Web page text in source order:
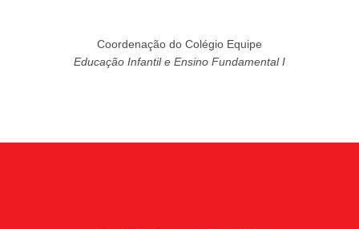
Coordenação do Colégio Equipe
Educação Infantil e Ensino Fundamental I